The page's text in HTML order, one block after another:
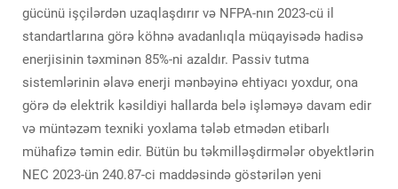
gücünü işçilərdən uzaqlaşdırır və NFPA-nın 2023-cü il
standartlarına görə köhnə avadanlıqla müqayisədə hadisə
enerjisinin təxminən 85%-ni azaldır. Passiv tutma
sistemlərinin əlavə enerji mənbəyinə ehtiyacı yoxdur, ona
görə də elektrik kəsildiyi hallarda belə işləməyə davam edir
və müntəzəm texniki yoxlama tələb etmədən etibarlı
mühafizə təmin edir. Bütün bu təkmilləşdirmələr obyektlərin
NEC 2023-ün 240.87-ci maddəsində göstərilən yeni